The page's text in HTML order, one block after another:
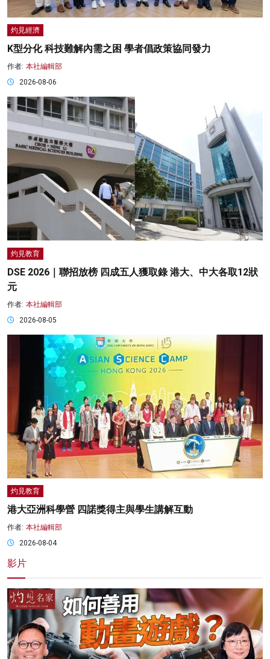
灼見經濟
K型分化 科技難解內需之困 學者倡政策協同發力
作者: 本社編輯部
2026-08-06
灼見教育
DSE 2026｜聯招放榜 四成五人獲取錄 港大、中大各取12狀
元
作者: 本社編輯部
2026-08-05
灼見教育
港大亞洲科學營 四諾獎得主與學生講解互動
作者: 本社編輯部
2026-08-04
影片